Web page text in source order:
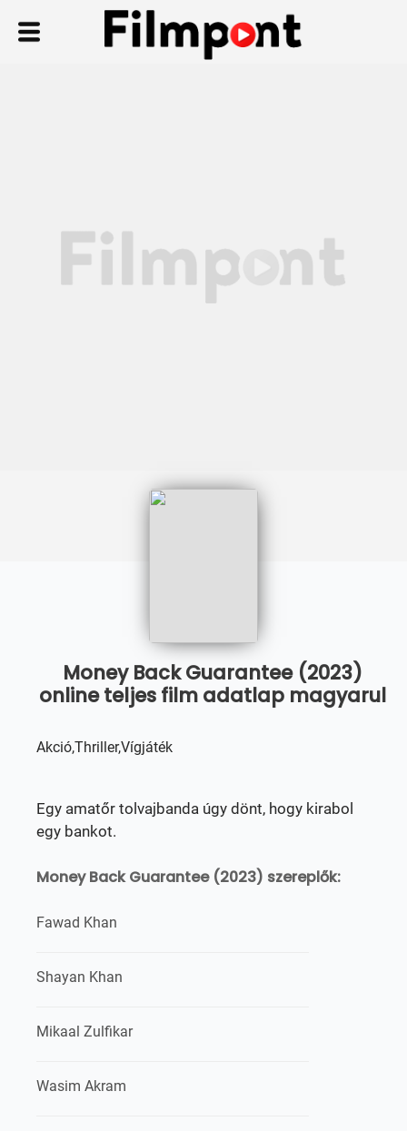
Money Back Guarantee (2023)
online teljes film adatlap magyarul
Akció,Thriller,Vígjáték
Egy amatőr tolvajbanda úgy dönt, hogy kirabol
egy bankot.
Money Back Guarantee (2023) szereplők:
Fawad Khan
Shayan Khan
Mikaal Zulfikar
Wasim Akram